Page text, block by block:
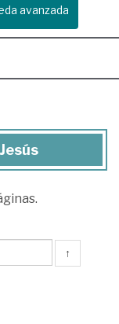
avanzada
↑